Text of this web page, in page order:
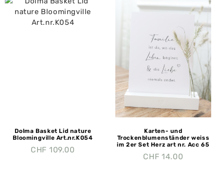
Dolma Basket Lid nature
Bloomingville Art.nr.K054
CHF 109.00
Karten- und
Trockenblumenständer weiss
im 2er Set Herz art nr. Acc 65
CHF 14.00